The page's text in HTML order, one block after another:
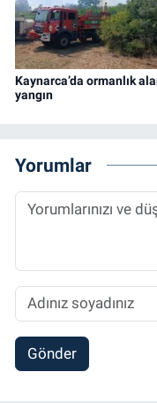
Kaynarca’da ormanlık
yangın
Yorumlar
Gönder